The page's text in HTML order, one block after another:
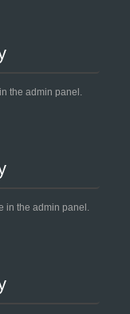
the admin panel.
in the admin panel.